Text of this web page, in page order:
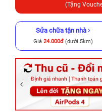
(Tặng
Sửa chữa tận nhà
Giá 24.000đ(dưới 5km)